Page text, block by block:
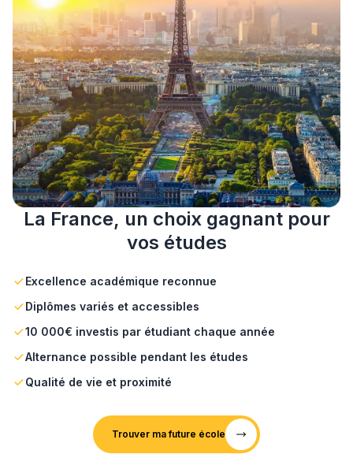
La France, un choix gagnant pour
vos études
Excellence académique reconnue
Diplômes variés et accessibles
10 000€ investis par étudiant chaque année
Alternance possible pendant les études
Qualité de vie et proximité
Trouver ma future école